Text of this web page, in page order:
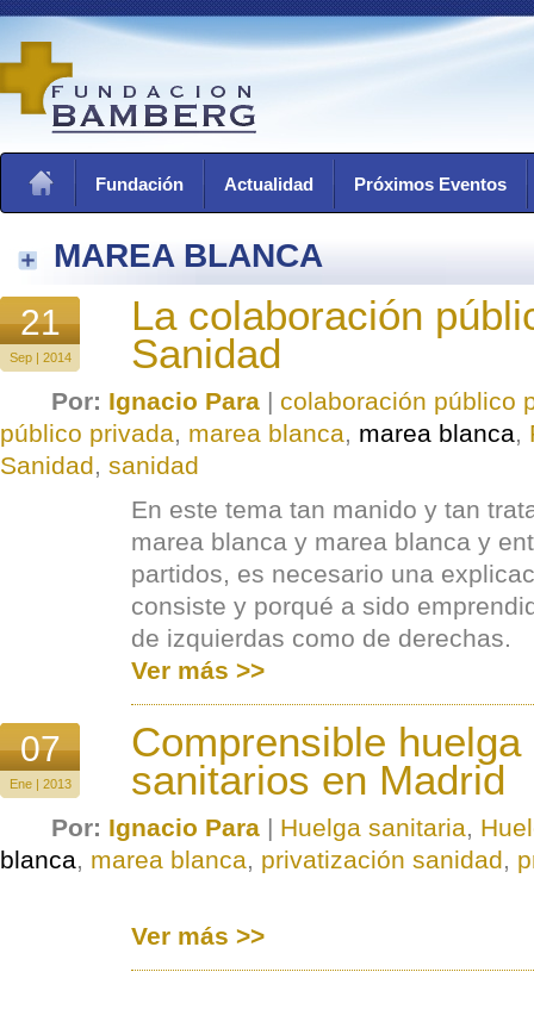
Fundación Actualidad Próximos Eventos
MAREA BLANCA
21
Sep | 2014
La colaboración
Sanidad
Por: Ignacio Para | colaboración público
público privada, marea blanca, marea blanca,
Sanidad, sanidad
En este tema tan manido y tan
marea blanca y marea blanca y
partidos, es necesario una
consiste y porqué a sido
de izquierdas como de derechas.
Ver más >>
07
Ene | 2013
Comprensible
sanitarios en Madrid
Por: Ignacio Para | Huelga sanitaria,
blanca, marea blanca, privatización sanidad,
Ver más >>